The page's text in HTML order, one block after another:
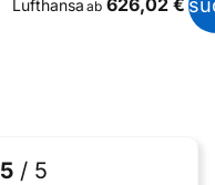
Lufthansa ab 626,02 €
5 / 5